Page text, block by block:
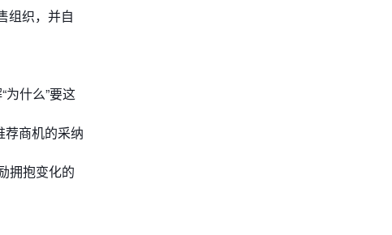
组织，并自
什么”要这
荐商机的采纳
拥抱变化的